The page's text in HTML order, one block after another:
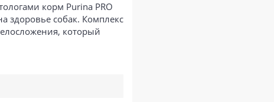
корм Purina PRO
здоровье собак. Комплекс
который